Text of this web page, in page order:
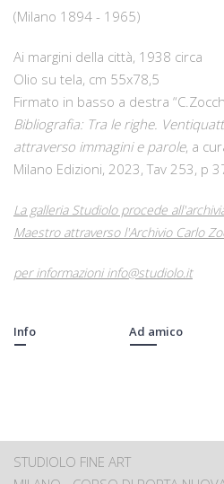
(Milano 1894 - 1965)
Ai margini della città, 1938 circa
Olio su tela, cm 55x78,5
Firmato in basso a destra
Bibliografia: Tra le righe.
attraverso immagini e parole, a
Milano Edizioni, 2023, Tav 253, p
La galleria Studiolo procede
Maestro attraverso l'Archivio Carlo
per informazioni info@studiolo.it
Info Ad amico
STUDIOLO FINE ART